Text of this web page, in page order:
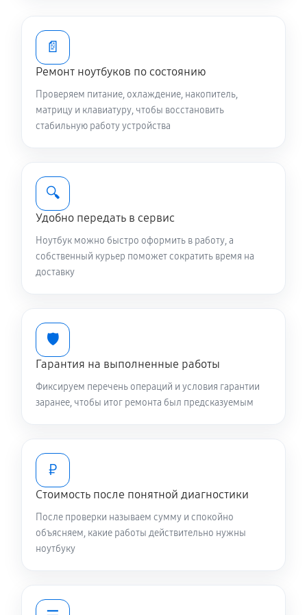
CX54 Chromebook Plus Enterprise
Замена видеокарты ноутбука Asus ExpertBook CX54
Chromebook Plus Enterprise
1440 руб 60 минут
Настройка ОС ноутбука Asus ExpertBook CX54
Chromebook Plus Enterprise
980 руб 60 минут
Настройка BIOS ноутбука Asus ExpertBook CX54
Chromebook Plus Enterprise
840 руб 60 минут
Chromebook Plus Enterprise
Ремонт разъема питания
670 руб 60 минут
📄
Ремонт ноутбуков по состоянию
Проверяем питание, охлаждение, накопитель,
матрицу и клавиатуру, чтобы восстановить
стабильную работу устройства
🔍
Удобно передать в сервис
Ноутбук можно быстро оформить в работу, а
собственный курьер поможет сократить время на
доставку
🛡️
Гарантия на выполненные работы
Фиксируем перечень операций и условия гарантии
заранее, чтобы итог ремонта был предсказуемым
₽
Стоимость после понятной диагностики
После проверки называем сумму и спокойно
объясняем, какие работы действительно нужны
ноутбуку